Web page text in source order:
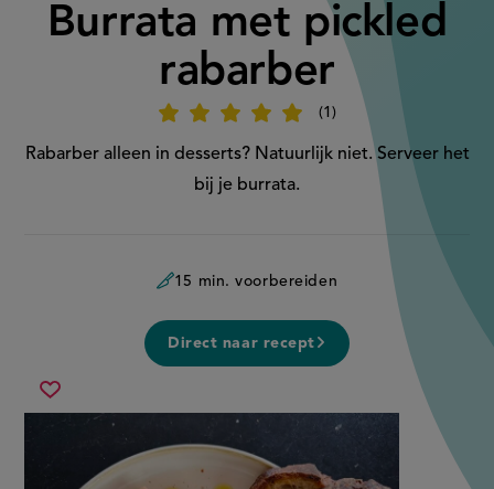
Burrata met pickled
rabarber
1
Beoordeel
'Burrata
met
pickled
rabarber'
Rabarber alleen in desserts? Natuurlijk niet. Serveer het
bij je burrata.
15 min. voorbereiden
Direct naar recept
Sla
burrata
met
rabarber